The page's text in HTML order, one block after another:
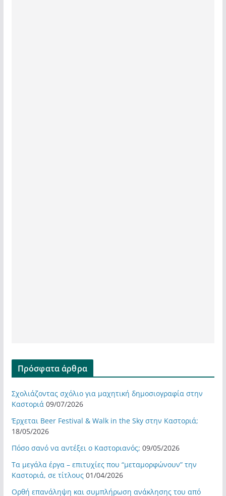
Πρόσφατα άρθρα
Σχολιάζοντας σχόλιο για μαχητική δημοσιογραφία στην
Καστοριά 09/07/2026
Έρχεται Beer Festival & Walk in the Sky στην Καστοριά;
18/05/2026
Πόσο σανό να αντέξει ο Καστοριανός; 09/05/2026
Τα μεγάλα έργα – επιτυχίες που “μεταμορφώνουν” την
Καστοριά, σε τίτλους 01/04/2026
Ορθή επανάληψη και συμπλήρωση ανάκλησης του από